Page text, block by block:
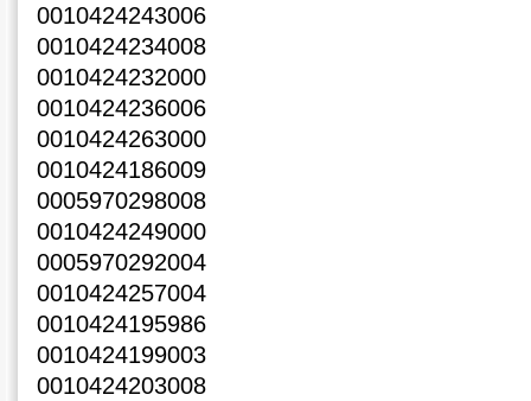
0010424243006
0010424234008
0010424232000
0010424236006
0010424263000
0010424186009
0005970298008
0010424249000
0005970292004
0010424257004
0010424195986
0010424199003
0010424203008